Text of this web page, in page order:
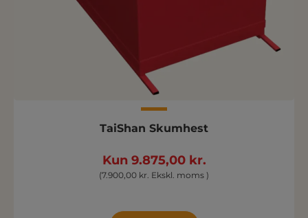
TaiShan Skumhest
Kun 9.875,00 kr.
(7.900,00 kr. Ekskl. moms )